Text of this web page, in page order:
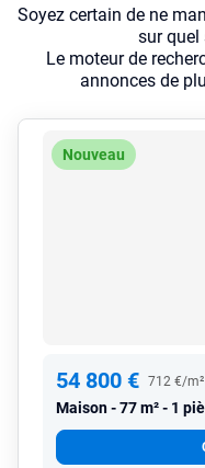
Soyez certain de ne
sur quel
Le moteur de
annonces de
Nouveau
54 800 € 712 €/m²
Maison 77 m² - 1